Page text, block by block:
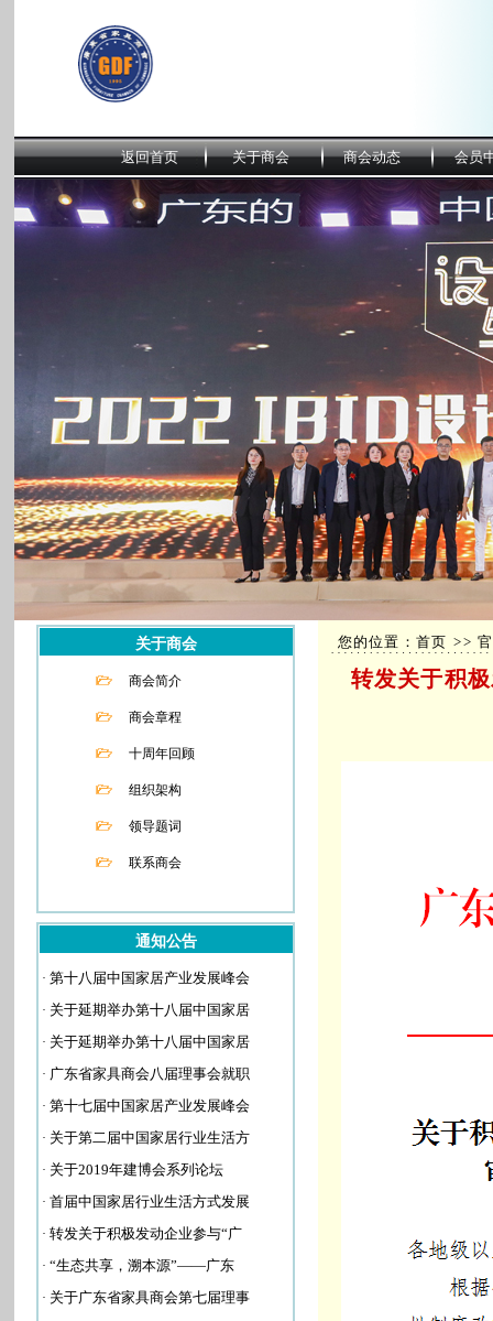
返回首页 关于商会 商会动态 会员
关于商会
商会简介
商会章程
十周年回顾
组织架构
领导题词
联系商会
通知公告
· 第十八届中国家居产业发展峰会
· 关于延期举办第十八届中国家居
· 关于延期举办第十八届中国家居
· 广东省家具商会八届理事会就职
· 第十七届中国家居产业发展峰会
· 关于第二届中国家居行业生活方
· 关于2019年建博会系列论坛
· 首届中国家居行业生活方式发展
· 转发关于积极发动企业参与“广
· “生态共享，溯本源”——广东
· 关于广东省家具商会第七届理事
您的位置：首页 >>
转发关于积